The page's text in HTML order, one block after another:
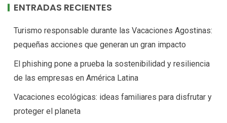
ENTRADAS RECIENTES
Turismo responsable durante las Vacaciones Agostinas:
pequeñas acciones que generan un gran impacto
El phishing pone a prueba la sostenibilidad y resiliencia
de las empresas en América Latina
Vacaciones ecológicas: ideas familiares para disfrutar y
proteger el planeta